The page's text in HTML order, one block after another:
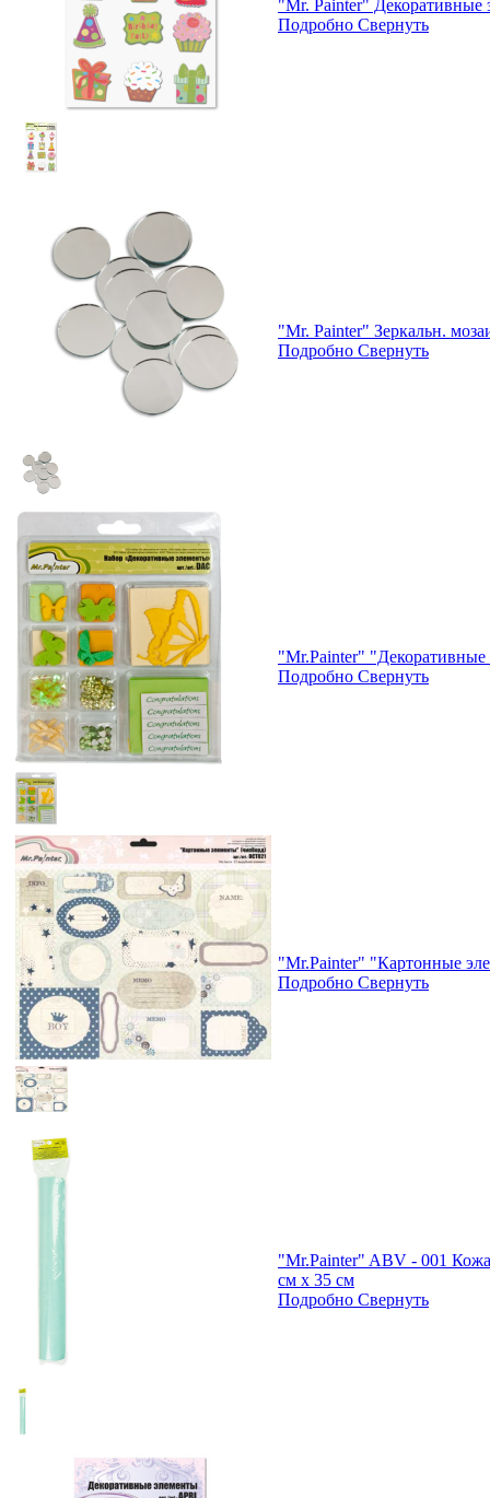
"Mr. Painter"
Подробно Свернуть
"Mr. Painter" Зеркальн.
Подробно Свернуть
"Mr.Painter"
Подробно Свернуть
"Mr.Painter" "Картонные
Подробно Свернуть
"Mr.Painter" ABV - 001
см х 35 см
Подробно Свернуть